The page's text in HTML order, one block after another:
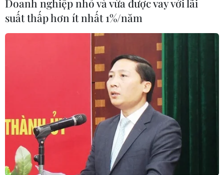
Hà Nội: Lấy mẫu xét nghiệm cho
toàn bộ cư dân 3 tổ dân phố Việt Hưng
Tối 19/9, Ủy ban Nhân dân phường Việt Hưng phối hợp
với Trung tâm y tế quận Long Biên tiếp tục tổ chức lấy
mẫu xét nghiệm COVID-19 cho toàn bộ cư dân thuộc 3
tổ dân phố số 4, số 5 và số 7.
Doanh nghiệp nhỏ và vừa được vay với lãi
suất thấp hơn ít nhất 1%/năm